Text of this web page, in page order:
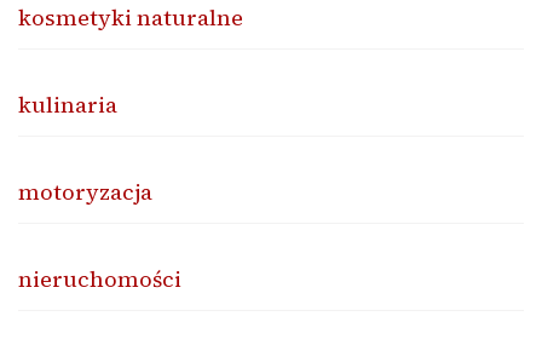
kosmetyki naturalne
kulinaria
motoryzacja
nieruchomości